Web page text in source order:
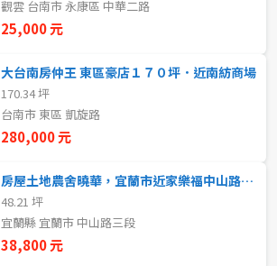
其他住宅
住辦
20坪以下
觀雲 台南市 永康區 中華二路
25,000 元
大台南房仲王 東區豪店１７０坪．近南紡商場
170.34 坪
台南市 東區 凱旋路
280,000 元
房屋土地農舍曉華，宜蘭市近家樂福中山路三段70坪土地大空間透天店面
48.21 坪
宜蘭縣 宜蘭市 中山路三段
38,800 元